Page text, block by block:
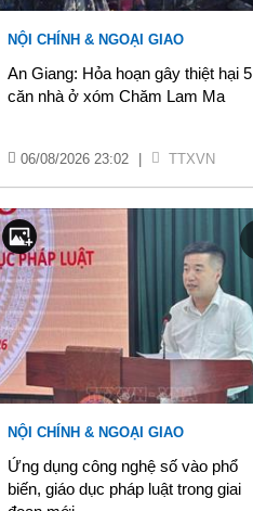
NỘI CHÍNH & NGOẠI GIAO
An Giang: Hỏa hoạn gây thiệt hại 5
căn nhà ở xóm Chăm Lam Ma
06/08/2026 23:02 TTXVN
NỘI CHÍNH & NGOẠI GIAO
Ứng dụng công nghệ số vào phổ
biến, giáo dục pháp luật trong giai